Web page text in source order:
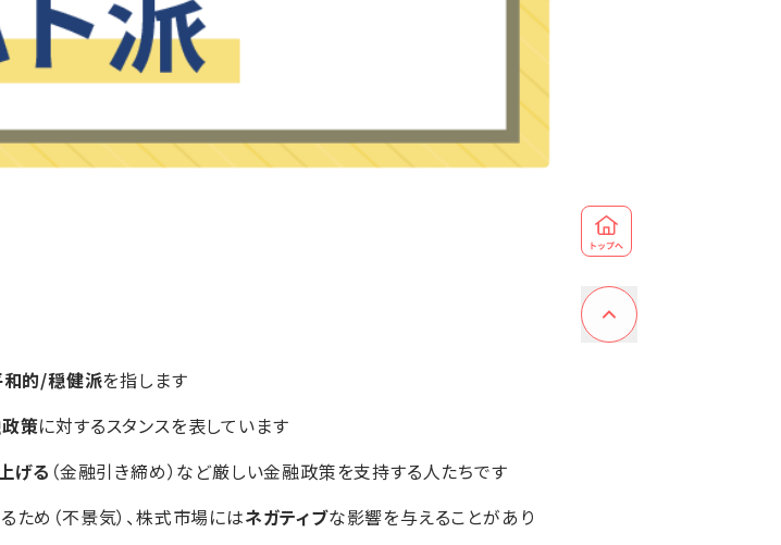
的/穏健派を指します
策に対するスタンスを表しています
げる （金融引き締め）など厳しい金融政策を支持する人たちです
め（不景気）、株式市場にはネガティブな影響を与えることがあり